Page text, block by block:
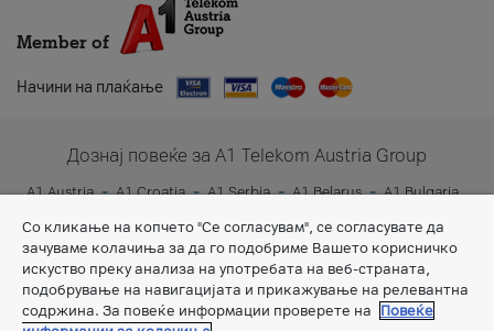
Member of
Начини на плаќање
Дознај повеќе за A1 Telekom Austria Group
A1 Austria A1 Croatia A1 Serbia A1 Belarus
A1 Bulgaria
Со кликање на копчето "Се согласувам", се согласувате да
зачуваме колачиња за да го подобриме Вашето корисничко
искуство преку анализа на употребата на веб-страната,
подобрување на навигацијата и прикажување на релевантна
содржина. За повеќе информации проверете на
Повеќе